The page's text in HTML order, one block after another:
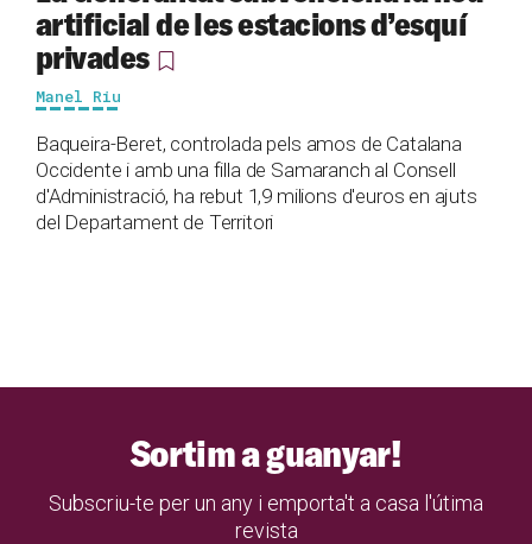
artificial de les estacions d’esquí
privades
Manel Riu
Baqueira-Beret, controlada pels amos de Catalana
Occidente i amb una filla de Samaranch al Consell
d'Administració, ha rebut 1,9 milions d'euros en ajuts
del Departament de Territori
Sortim a guanyar!
Subscriu-te per un any i emporta't a casa l'útima
revista